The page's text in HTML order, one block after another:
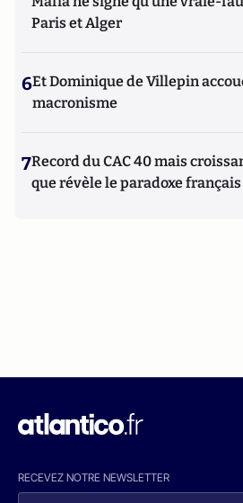
Paris et Alger
6Et Dominique de Villepin
macronisme
7Record du CAC 40 mais
que révèle le paradoxe français
RECEVEZ NOTRE NEWSLETTER